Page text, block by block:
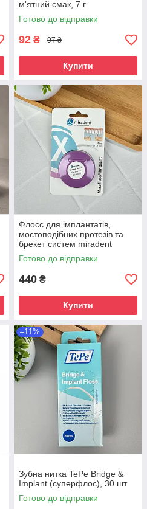
м'ятний смак, 7 г
Готово до відправки
92 ₴ 97 ₴
Купити
Флосс для імплантатів,
мостоподібних протезів та
брекет систем miradent
Mirafloss Implant CHX (1,5
mm), рожевий
Готово до відправки
440 ₴
Купити
–11%
Зубна нитка TePe Bridge &
Implant (суперфлос), 30 шт
Готово до відправки